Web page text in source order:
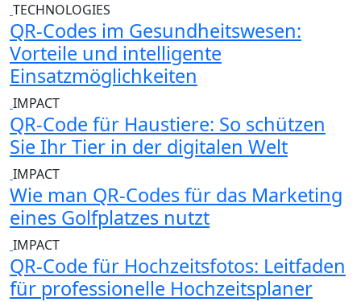
TECHNOLOGIES
QR-Codes im Gesundheitswesen:
Vorteile und intelligente
Einsatzmöglichkeiten
IMPACT
QR-Code für Haustiere: So schützen
Sie Ihr Tier in der digitalen Welt
IMPACT
Wie man QR-Codes für das Marketing
eines Golfplatzes nutzt
IMPACT
QR-Code für Hochzeitsfotos: Leitfaden
für professionelle Hochzeitsplaner